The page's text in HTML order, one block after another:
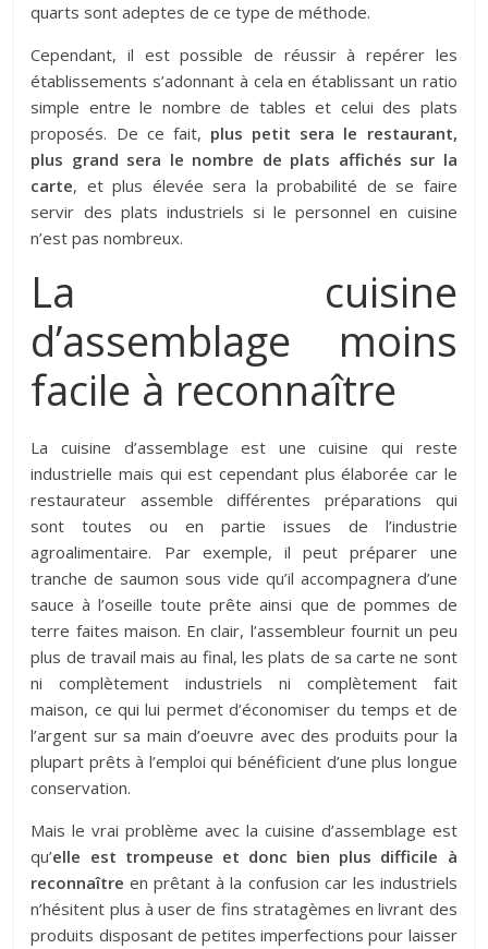
quarts sont adeptes de ce type de méthode.
Cependant, il est possible de réussir à repérer les
établissements s’adonnant à cela en établissant un ratio
simple entre le nombre de tables et celui des plats
proposés. De ce fait, plus petit sera le restaurant,
plus grand sera le nombre de plats affichés sur la
carte, et plus élevée sera la probabilité de se faire
servir des plats industriels si le personnel en cuisine
n’est pas nombreux.
La cuisine
d’assemblage moins
facile à reconnaître
La cuisine d’assemblage est une cuisine qui reste
industrielle mais qui est cependant plus élaborée car le
restaurateur assemble différentes préparations qui
sont toutes ou en partie issues de l’industrie
agroalimentaire. Par exemple, il peut préparer une
tranche de saumon sous vide qu’il accompagnera d’une
sauce à l’oseille toute prête ainsi que de pommes de
terre faites maison. En clair, l’assembleur fournit un peu
plus de travail mais au final, les plats de sa carte ne sont
ni complètement industriels ni complètement fait
maison, ce qui lui permet d’économiser du temps et de
l’argent sur sa main d’oeuvre avec des produits pour la
plupart prêts à l’emploi qui bénéficient d’une plus longue
conservation.
Mais le vrai problème avec la cuisine d’assemblage est
qu’elle est trompeuse et donc bien plus difficile à
reconnaître en prêtant à la confusion car les industriels
n’hésitent plus à user de fins stratagèmes en livrant des
produits disposant de petites imperfections pour laisser